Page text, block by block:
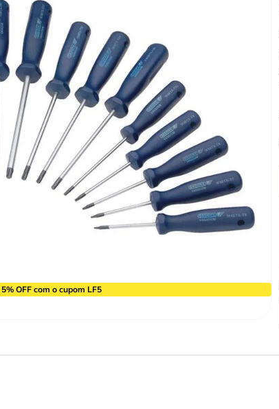
5% OFF com o cupom LF5